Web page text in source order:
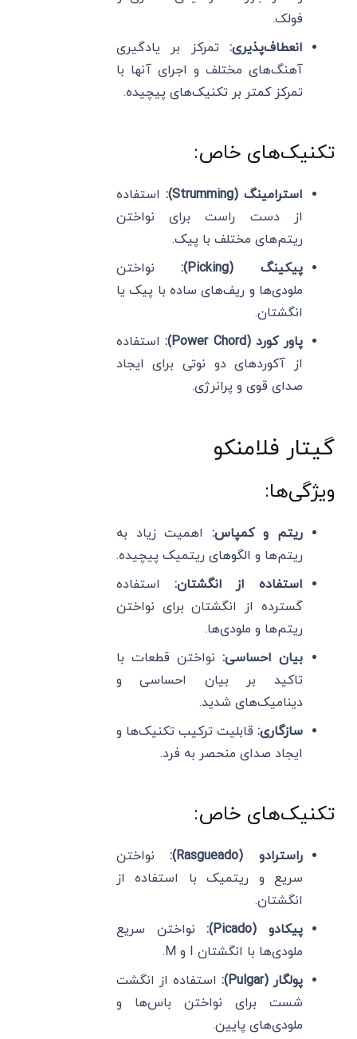
فولک.
انعطاف‌پذیری: تمرکز بر یادگیری
آهنگ‌های مختلف و اجرای آنها با
تمرکز کمتر بر تکنیک‌های پیچیده.
تکنیک‌های خاص:
استرامینگ (Strumming):
استفاده
از دست راست برای نواختن
ریتم‌های مختلف با پیک.
پیکینگ (Picking):
نواختن
ملودی‌ها و ریف‌های ساده با پیک یا
انگشتان.
پاور کورد (Power Chord):
استفاده
از آکوردهای دو نوتی برای ایجاد
صدای قوی و پرانرژی.
گیتار فلامنکو
ویژگی‌ها:
ریتم و کمپاس:اهمیت زیاد به
ریتم‌ها و الگوهای ریتمیک پیچیده.
استفاده از انگشتان: استفاده
گسترده از انگشتان برای نواختن
ریتم‌ها و ملودی‌ها.
بیان احساسی: نواختن قطعات با
تاکید بر بیان احساسی و
دینامیک‌های شدید.
سازگاری: قابلیت ترکیب تکنیک‌ها و
ایجاد صدای منحصر به فرد.
تکنیک‌های خاص:
راسترادو (Rasgueado):
نواختن
سریع و ریتمیک با استفاده از
انگشتان.
پیکادو (Picado):
نواختن سریع
ملودی‌ها با انگشتان I و M.
پولگار (Pulgar):
استفاده از انگشت
شست برای نواختن باس‌ها و
ملودی‌های پایین.